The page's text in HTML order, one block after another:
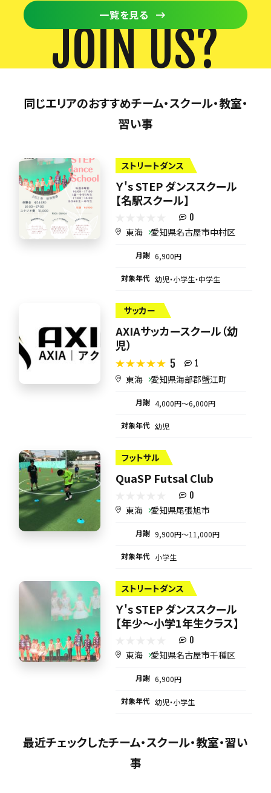
一覧を見る
JOIN US?
同じエリアのおすすめチーム・スクール・教室・
習い事
ストリートダンス
Ｙ's STEP ダンススクール
【名駅スクール】
0
東海 愛知県名古屋市中村区
月謝 6,900円
対象年代 幼児・小学生・中学生
サッカー
AXIAサッカースクール（幼
児）
5 1
東海 愛知県海部郡蟹江町
月謝 4,000円〜6,000円
対象年代 幼児
フットサル
QuaSP Futsal Club
0
東海 愛知県尾張旭市
月謝 9,900円〜11,000円
対象年代 小学生
ストリートダンス
Ｙ's STEP ダンススクール
【年少〜小学1年生クラス】
0
東海 愛知県名古屋市千種区
月謝 6,900円
対象年代 幼児・小学生
最近チェックしたチーム・スクール・教室・習い
事